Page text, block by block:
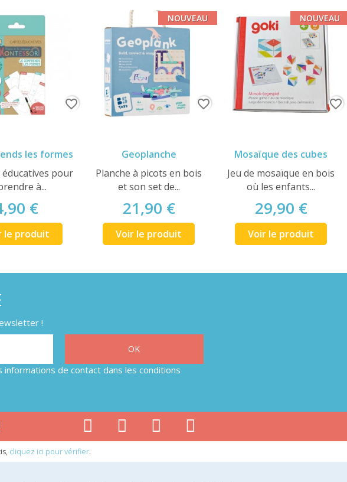
les formes
éducatives pour
à...
€
le produit
favorite_border
Geoplanche
Planche à picots en bois
et son set de...
21,90 €
Voir le produit
NOUVEAU
favorite_border
Mosaïque des cubes
Jeu de mosaïque en bois
où les enfants...
29,90 €
Voir le produit
NOUVEAU
favorite_border
!
de contact dans les conditions
cliquez ici pour vérifier.